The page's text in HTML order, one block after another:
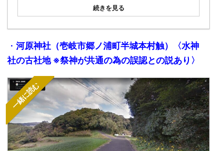
続きを見る
・ 河原神社（壱岐市郷ノ浦町半城本村触）〈水神
社の古社地 ※祭神が共通の為の誤認との説あり 〉
一緒に読む